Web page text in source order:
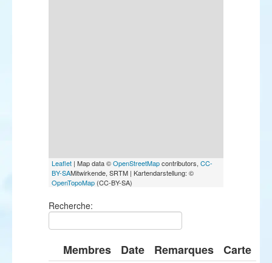
Leaflet | Map data ©OpenStreetMapcontributors, CC-
BY-SAMitwirkende, SRTM | Kartendarstellung: ©
OpenTopoMap (CC-BY-SA)
Recherche:
Membres Date Remarques
Carte